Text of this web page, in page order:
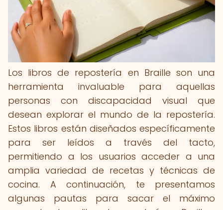
Los libros de repostería en Braille son una
herramienta invaluable para aquellas
personas con discapacidad visual que
desean explorar el mundo de la repostería.
Estos libros están diseñados específicamente
para ser leídos a través del tacto,
permitiendo a los usuarios acceder a una
amplia variedad de recetas y técnicas de
cocina. A continuación, te presentamos
algunas pautas para sacar el máximo